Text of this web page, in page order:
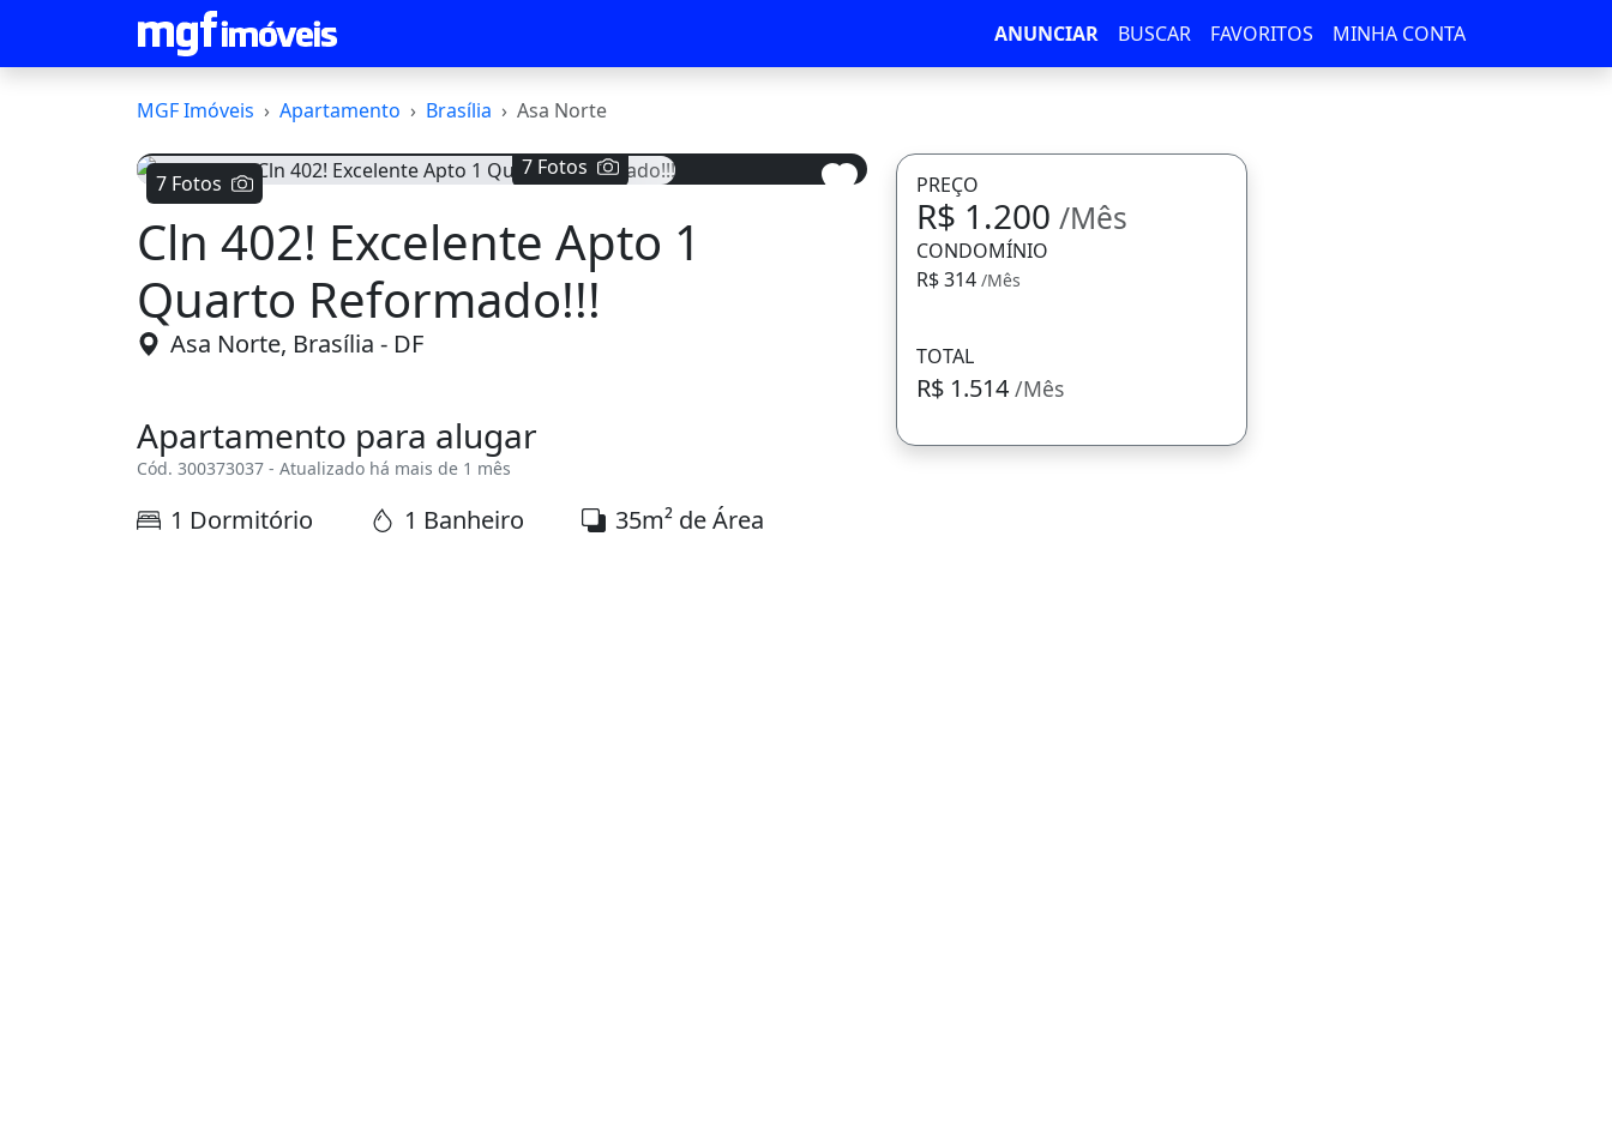
ANUNCIAR BUSCAR FAVORITOS MINHA CONTA
MGF Imóveis Apartamento Brasília Asa Norte
7 Fotos
7 Fotos
Voltar
Cln 402! Excelente Apto 1
Quarto Reformado!!!
Asa Norte, Brasília - DF
Apartamento para alugar
Cód. 300373037 - Atualizado há mais de 1 mês
1 Dormitório 1 Banheiro 35m² de Área
PREÇO
R$ 1.200/Mês
CONDOMÍNIO
R$ 314/Mês
TOTAL
R$ 1.514/Mês